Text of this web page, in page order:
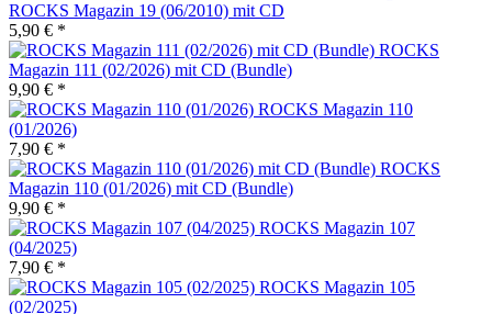
ROCKS Magazin 19 (06/2010) mit CD
5,90 € *
ROCKS
Magazin 111 (02/2026) mit CD (Bundle)
9,90 € *
ROCKS Magazin 110
(01/2026)
7,90 € *
ROCKS
Magazin 110 (01/2026) mit CD (Bundle)
9,90 € *
ROCKS Magazin 107
(04/2025)
7,90 € *
ROCKS Magazin 105
(02/2025)